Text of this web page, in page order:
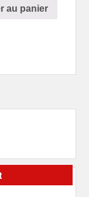
au panier